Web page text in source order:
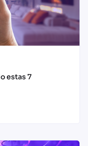
estas 7